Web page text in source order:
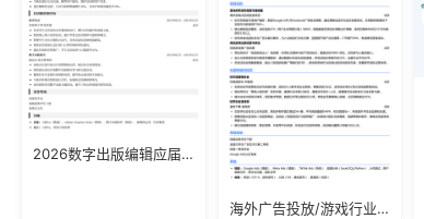
2026数字出版编辑应届生简历模板
海外广告投放/游戏行业/应届生简历模板